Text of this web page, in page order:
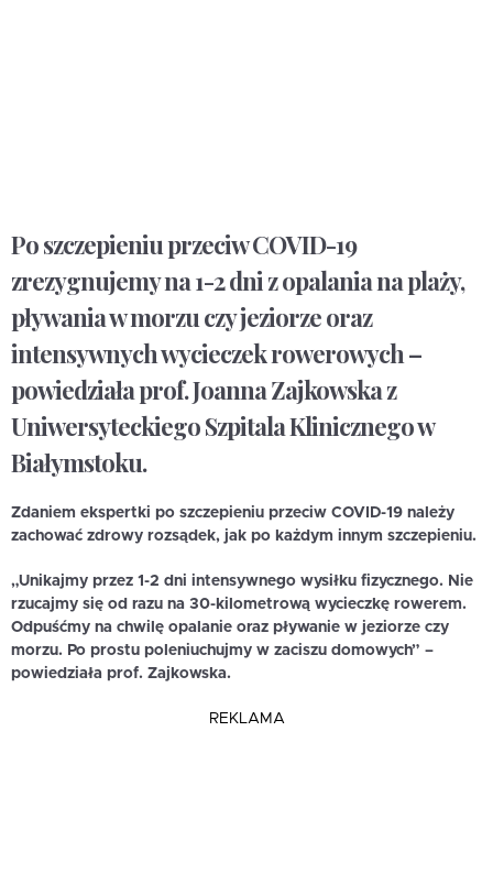
Po szczepieniu przeciw COVID-19
zrezygnujemy na 1-2 dni z opalania na plaży,
pływania w morzu czy jeziorze oraz
intensywnych wycieczek rowerowych –
powiedziała prof. Joanna Zajkowska z
Uniwersyteckiego Szpitala Klinicznego w
Białymstoku.
Zdaniem ekspertki po szczepieniu przeciw COVID-19 należy
zachować zdrowy rozsądek, jak po każdym innym szczepieniu.
„Unikajmy przez 1-2 dni intensywnego wysiłku fizycznego. Nie
rzucajmy się od razu na 30-kilometrową wycieczkę rowerem.
Odpuśćmy na chwilę opalanie oraz pływanie w jeziorze czy
morzu. Po prostu poleniuchujmy w zaciszu domowych” –
powiedziała prof. Zajkowska.
REKLAMA